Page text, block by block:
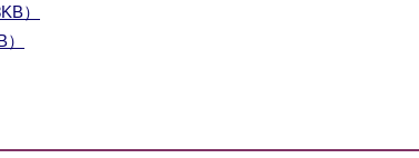
）